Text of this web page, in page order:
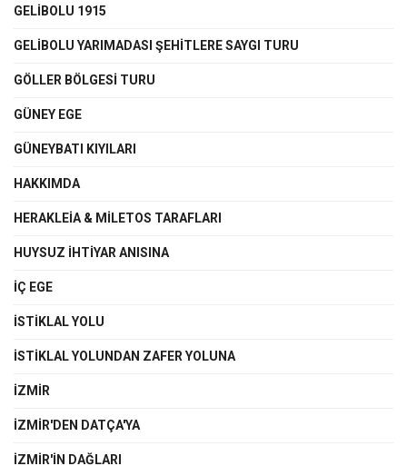
GELİBOLU 1915
GELİBOLU YARIMADASI ŞEHİTLERE SAYGI TURU
GÖLLER BÖLGESİ TURU
GÜNEY EGE
GÜNEYBATI KIYILARI
HAKKIMDA
HERAKLEİA & MİLETOS TARAFLARI
HUYSUZ İHTİYAR ANISINA
İÇ EGE
İSTIKLAL YOLU
ISTIKLAL YOLUNDAN ZAFER YOLUNA
İZMİR
İZMİR'DEN DATÇA'YA
İZMIR'IN DAĞLARI